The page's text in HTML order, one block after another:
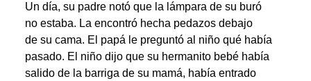
Un día, su padre notó que la lámpara de su buró
no estaba. La encontró hecha pedazos debajo
de su cama. El papá le preguntó al niño qué había
pasado. El niño dijo que su hermanito bebé había
salido de la barriga de su mamá, había entrado